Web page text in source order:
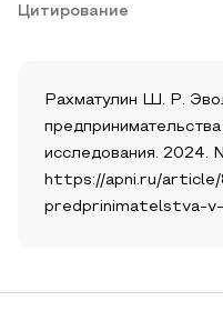
Цитирование
Рахматулин Ш. Р.
исследования. 2024.
https://apni.ru/
predprinimatelstva-